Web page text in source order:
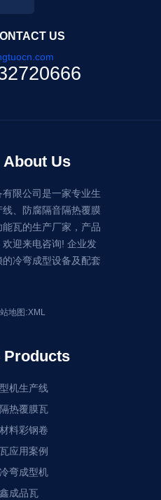
US
About Us
限公司是一家专业生
、防腐隔音隔热覆膜
瓦的生产厂家，产品
迎来电咨询! 企业发
冷弯成型设备及配套
地图 :XML
Products
机生产线
热覆膜瓦
料彩钢卷
应用案例
弯成型机
成品瓦